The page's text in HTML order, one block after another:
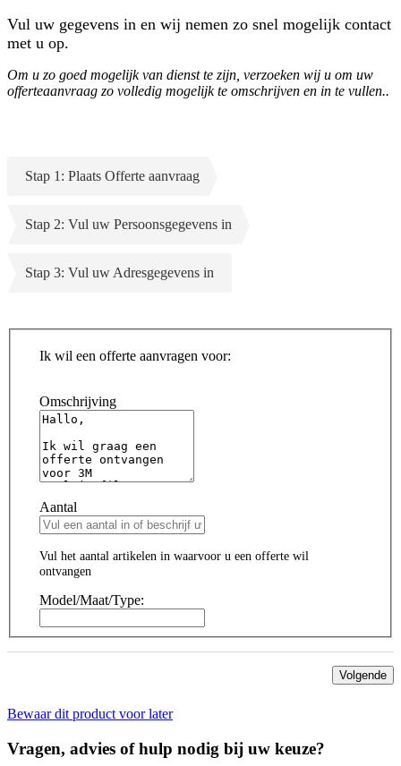
Vul uw gegevens in en wij nemen zo snel mogelijk contact
met u op.
Om u zo goed mogelijk van dienst te zijn, verzoeken wij u om uw
offerteaanvraag zo volledig mogelijk te omschrijven en in te vullen..
Stap 1: Plaats Offerte aanvraag
Stap 2: Vul uw Persoonsgegevens in
Stap 3: Vul uw Adresgegevens in
Ik wil een offerte aanvragen voor:
Omschrijving
Aantal
Vul het aantal artikelen in waarvoor u een offerte wil
ontvangen
Model/Maat/Type:
Volgende
Bewaar dit product voor later
Vragen, advies of hulp nodig bij uw keuze?